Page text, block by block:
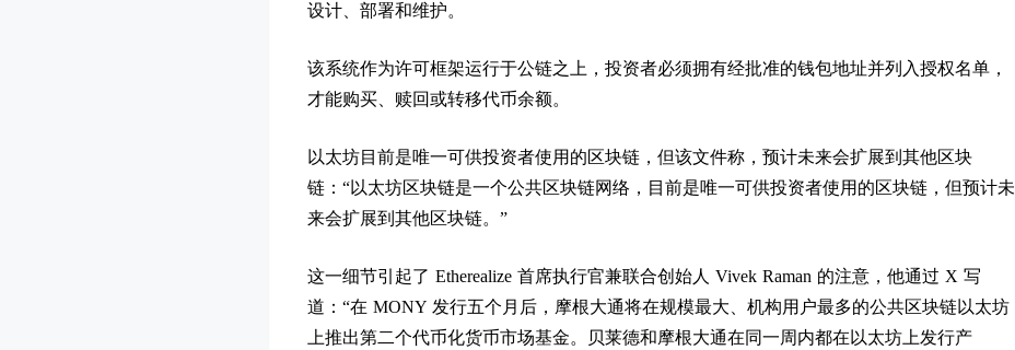
设计、部署和维护。
该系统作为许可框架运行于公链之上，投资者必须拥有经批准的钱包地址并列入授权名单，
才能购买、赎回或转移代币余额。
以太坊目前是唯一可供投资者使用的区块链，但该文件称，预计未来会扩展到其他区块
链：“以太坊区块链是一个公共区块链网络，目前是唯一可供投资者使用的区块链，但预计未
来会扩展到其他区块链。”
这一细节引起了 Etherealize 首席执行官兼联合创始人 Vivek Raman 的注意，他通过 X 写
道：“在 MONY 发行五个月后，摩根大通将在规模最大、机构用户最多的公共区块链以太坊
上推出第二个代币化货币市场基金。贝莱德和摩根大通在同一周内都在以太坊上发行产